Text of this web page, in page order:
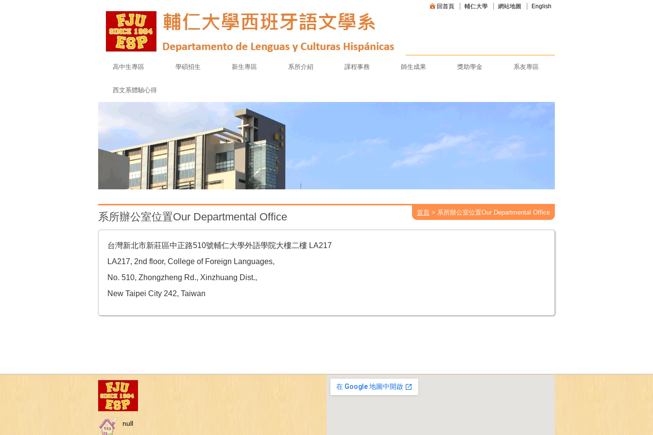
回首頁 輔仁大學 網站地圖 English
高中生專區 學碩招生 新生專區 系所介紹 課程事務 師生成果 獎助學金 系友專區
西文系體驗心得
系所辦公室位置Our Departmental Office 首頁 > 系所辦公室位置Our Departmental Office
台灣新北市新莊區中正路510號輔仁大學外語學院大樓二樓 LA217
LA217, 2nd floor, College of Foreign Languages,
No. 510, Zhongzheng Rd., Xinzhuang Dist.,
New Taipei City 242, Taiwan
null